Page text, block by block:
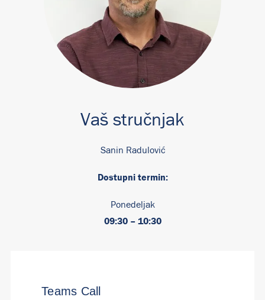
Vaš stručnjak
Sanin Radulović
Dostupni termin:
Ponedeljak
09:30 – 10:30